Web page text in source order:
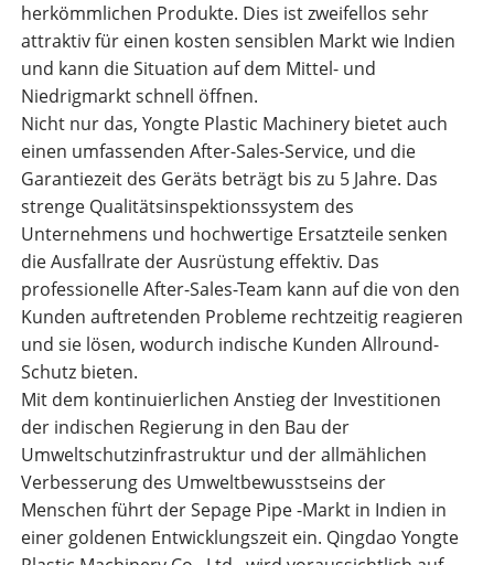
herkömmlichen Produkte. Dies ist zweifellos sehr
attraktiv für einen kosten sensiblen Markt wie Indien
und kann die Situation auf dem Mittel- und
Niedrigmarkt schnell öffnen.
Nicht nur das, Yongte Plastic Machinery bietet auch
einen umfassenden After-Sales-Service, und die
Garantiezeit des Geräts beträgt bis zu 5 Jahre. Das
strenge Qualitätsinspektionssystem des
Unternehmens und hochwertige Ersatzteile senken
die Ausfallrate der Ausrüstung effektiv. Das
professionelle After-Sales-Team kann auf die von den
Kunden auftretenden Probleme rechtzeitig reagieren
und sie lösen, wodurch indische Kunden Allround-
Schutz bieten.
Mit dem kontinuierlichen Anstieg der Investitionen
der indischen Regierung in den Bau der
Umweltschutzinfrastruktur und der allmählichen
Verbesserung des Umweltbewusstseins der
Menschen führt der Sepage Pipe -Markt in Indien in
einer goldenen Entwicklungszeit ein. Qingdao Yongte